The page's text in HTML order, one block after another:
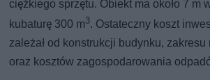
ciężkiego sprzętu. Obiekt ma około 7 m
kubaturę 300 m3. Ostateczny koszt
zależał od konstrukcji budynku,
oraz kosztów zagospodarowania